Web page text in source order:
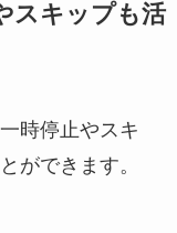
スキップも活
時停止やスキ
ができます。